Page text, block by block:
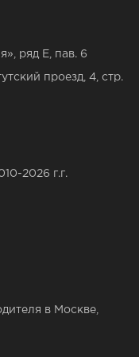
ряд Е, пав. 6
проезд, 4, стр.
2026 г.г.
в Москве,